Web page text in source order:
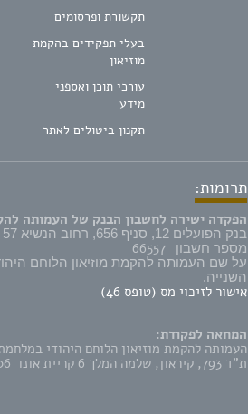
תקשורת ופרסומים
בעלי תפקידים בהקמת
מוזיאון
עורכי תוכן ואספני
מידע
תקנון ביטולים לאתר
תרומות:
הפקדה ישירה לחשבון הבנק של העמותה
בנק הפועלים 12, סניף 656, רחוב הנשיא 57 קרית אונו,
מספר חשבון 66557
על שם העמותה להקמת מוזיאון הלוחם
השנייה.
אישור לזיכוי מס (טופס 46)
המחאה לפקודת:
העמותה להקמת מוזיאון הלוחם היהודי
ת"ד 793, קיראון, שלמה המלך 6 קריית אונו 5542106